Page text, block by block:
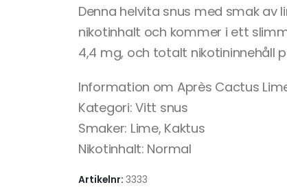
Denna helvita snus med smak av
nikotinhalt och kommer i ett
4,4 mg, och totalt nikotininnehåll
Information om Après Cactus
Kategori: Vitt snus
Smaker: Lime, Kaktus
Nikotinhalt: Normal
Artikelnr: 3333